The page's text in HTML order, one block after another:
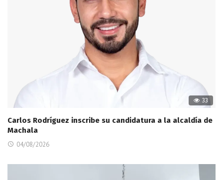
33
Carlos Rodríguez inscribe su candidatura a la alcaldía de
Machala
04/08/2026